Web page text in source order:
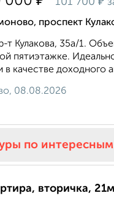
проспект
т Кулакова, 35а/1.
пятиэтажке.
в качестве доходного
08.08.2026
по
вторичка,